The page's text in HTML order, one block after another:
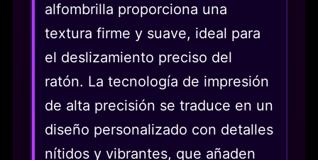
alfombrilla proporciona una
textura firme y suave, ideal para
el deslizamiento preciso del
ratón. La tecnología de impresión
de alta precisión se traduce en un
diseño personalizado con detalles
nítidos y vibrantes, que añaden